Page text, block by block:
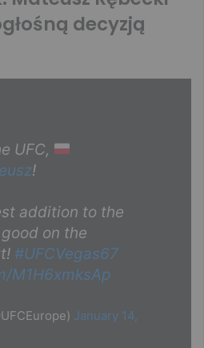
decyzją
UFC,
!
addition to the
on the
#UFCVegas67
M1H6xmksAp
January 14,